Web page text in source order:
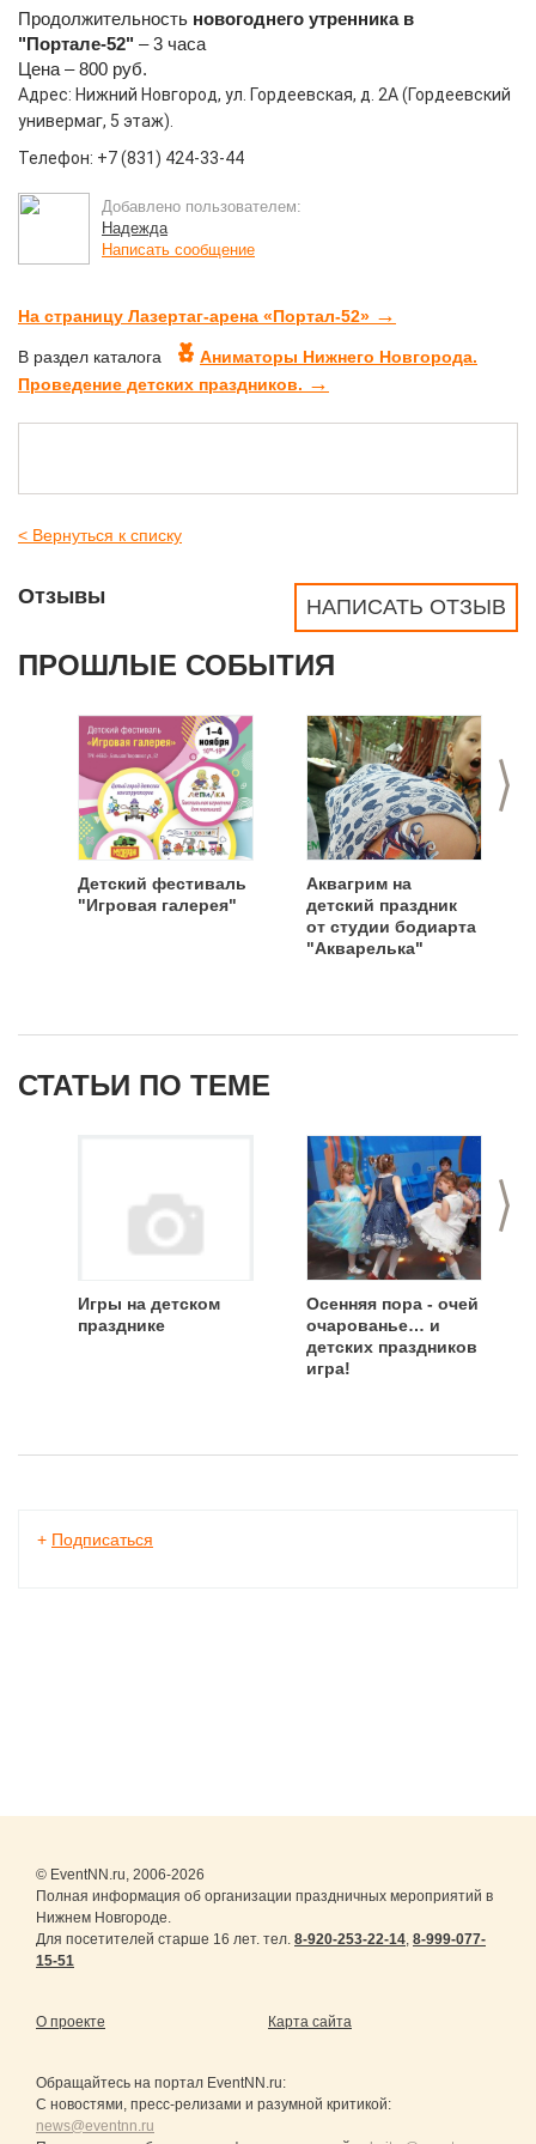
Продолжительность новогоднего утренника в
"Портале-52" – 3 часа
Цена – 800 руб.
Адрес: Нижний Новгород, ул. Гордеевская, д. 2А (Гордеевский
универмаг, 5 этаж).
Телефон: +7 (831) 424-33-44
Добавлено пользователем:
Надежда
Написать сообщение
На страницу Лазертаг-арена «Портал-52» →
В раздел каталога
Аниматоры Нижнего Новгорода.
Проведение детских праздников. →
< Вернуться к списку
НАПИСАТЬ ОТЗЫВ
Отзывы
ПРОШЛЫЕ СОБЫТИЯ
>
Детский фестиваль
"Игровая галерея"
Аквагрим на
детский праздник
от студии бодиарта
"Акварелька"
СТАТЬИ ПО ТЕМЕ
>
Игры на детском
празднике
Осенняя пора - очей
очарованье… и
детских праздников
игра!
+ Подписаться
© EventNN.ru, 2006-2026
Полная информация об организации праздничных мероприятий в
Нижнем Новгороде.
Для посетителей старше 16 лет. тел. 8-920-253-22-14, 8-999-077-
15-51
О проекте Карта сайта
Обращайтесь на портал EventNN.ru:
С новостями, пресс-релизами и разумной критикой:
news@eventnn.ru